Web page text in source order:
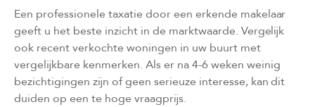
Een professionele taxatie door een erkende makelaar
geeft u het beste inzicht in de marktwaarde. Vergelijk
ook recent verkochte woningen in uw buurt met
vergelijkbare kenmerken. Als er na 4-6 weken weinig
bezichtigingen zijn of geen serieuze interesse, kan dit
duiden op een te hoge vraagprijs.